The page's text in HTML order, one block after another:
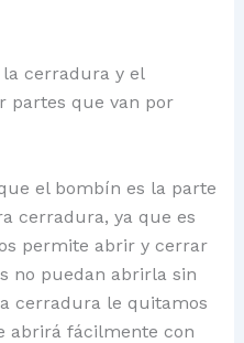
cerradura y el
partes que van por
el bombín es la parte
cerradura, ya que es
permite abrir y cerrar
no puedan abrirla sin
cerradura le quitamos
abrirá fácilmente con